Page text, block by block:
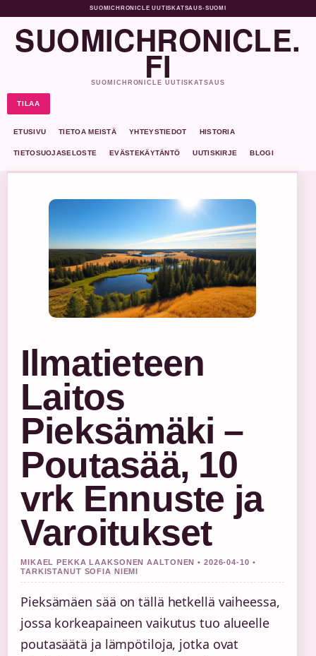
SUOMICHRONICLE UUTISKATSAUS•SUOMI
SUOMICHRONICLE.
FI
SUOMICHRONICLE UUTISKATSAUS
TILAA
ETUSIVU TIETOA MEISTÄ YHTEYSTIEDOT HISTORIA
TIETOSUOJASELOSTE EVÄSTEKÄYTÄNTÖ UUTISKIRJE BLOGI
Ilmatieteen
Laitos
Pieksämäki –
Poutasää, 10
vrk Ennuste ja
Varoitukset
MIKAEL PEKKA LAAKSONEN AALTONEN • 2026-04-10 •
TARKISTANUT SOFIA NIEMI
Pieksämäen sää on tällä hetkellä vaiheessa,
jossa korkeapaineen vaikutus tuo alueelle
poutasäätä ja lämpötiloja, jotka ovat